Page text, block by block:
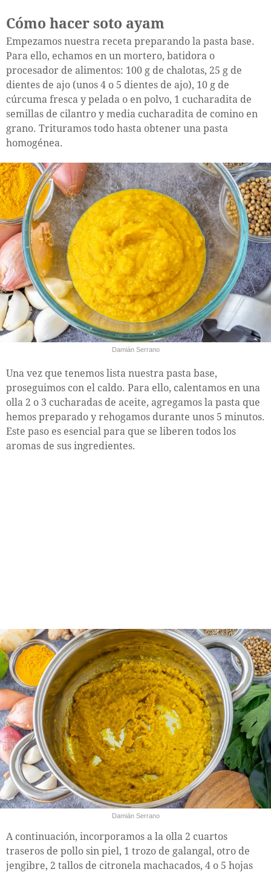
Cómo hacer soto ayam
Empezamos nuestra receta preparando la pasta base.
Para ello, echamos en un mortero, batidora o
procesador de alimentos: 100 g de chalotas, 25 g de
dientes de ajo (unos 4 o 5 dientes de ajo), 10 g de
cúrcuma fresca y pelada o en polvo, 1 cucharadita de
semillas de cilantro y media cucharadita de comino en
grano. Trituramos todo hasta obtener una pasta
homogénea.
Damián Serrano
Una vez que tenemos lista nuestra pasta base,
proseguimos con el caldo. Para ello, calentamos en una
olla 2 o 3 cucharadas de aceite, agregamos la pasta que
hemos preparado y rehogamos durante unos 5 minutos.
Este paso es esencial para que se liberen todos los
aromas de sus ingredientes.
Damián Serrano
A continuación, incorporamos a la olla 2 cuartos
traseros de pollo sin piel, 1 trozo de galangal, otro de
jengibre, 2 tallos de citronela machacados, 4 o 5 hojas